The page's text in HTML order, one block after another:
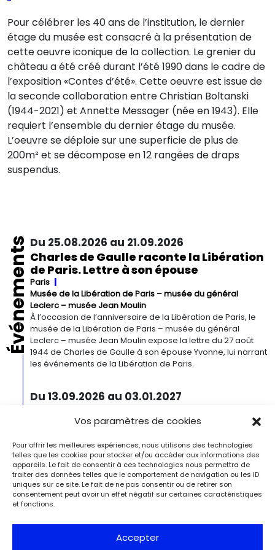
Vos paramètres de cookies
Pour offrir les meilleures expériences, nous utilisons des technologies
telles que les cookies pour stocker et/ou accéder aux informations des
appareils. Le fait de consentir à ces technologies nous permettra de
traiter des données telles que le comportement de navigation ou les ID
uniques sur ce site. Le fait de ne pas consentir ou de retirer son
consentement peut avoir un effet négatif sur certaines caractéristiques
et fonctions.
Accepter
Pour célébrer les 40 ans de l’institution, le dernier
étage du musée est consacré à la présentation de
cette oeuvre iconique de la collection. Le grenier du
château a été créé durant l’été 1990 dans le cadre de
l’exposition «Contes d’été». Cette oeuvre est issue de
la seconde collaboration entre Christian Boltanski
(1944-2021) et Annette Messager (née en 1943). Elle
requiert l’ensemble du dernier étage du musée.
L’oeuvre se déploie sur une superficie de plus de
200m² et se décompose en 12 rangées de draps
suspendus.
ÉvénementsDu 25.08.2026 au 21.09.2026
Charles de Gaulle raconte la Libération
de Paris. Lettre à son épouse
Paris
Musée de la Libération de Paris – musée du général
Leclerc – musée Jean Moulin
À l’occasion de l’anniversaire de la Libération de Paris, le
musée de la Libération de Paris – musée du général
Leclerc – musée Jean Moulin expose la lettre du 27 août
1944 de Charles de Gaulle à son épouse Yvonne, lui narrant
les événements de la Libération de Paris.
Du 13.09.2026 au 03.01.2027
Detroit Institute of Arts
novatrice qui présente environ 35 peintures architecturales
réalisées entre les années 1920 et 1960. Pionnière de l’art
moderne, O’Keeffe a célébré la beauté et la complexité
des environnements bâtis qu’elle a habités à travers ces
œuvres remarquables. Tout au long de sa longue carrière,
l’artiste a puisé son inspiration dans […]
Du 27.11.2026 au 04.04.2027